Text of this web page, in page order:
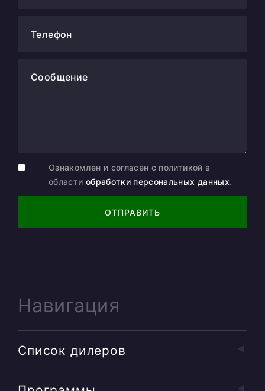
Телефон
Сообщение
Ознакомлен и согласен с политикой в
области обработки персональных данных.
ОТПРАВИТЬ
Навигация
Список дилеров